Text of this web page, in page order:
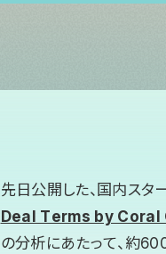
先日公開した、国内スタ
Deal Terms by
の分析にあたって、約